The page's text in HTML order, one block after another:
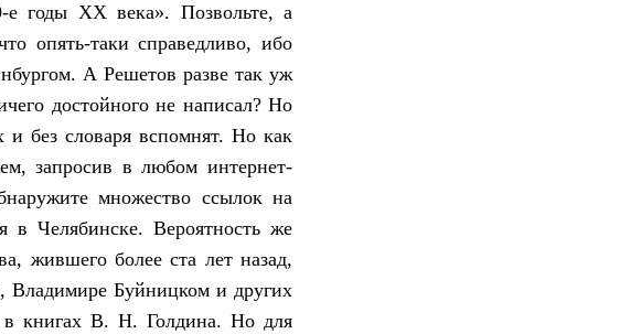
е годы XX века». Позвольте, а
опять-таки справедливо, ибо
А Решетов разве так уж
достойного не написал? Но
и без словаря вспомнят. Но как
запросив в любом интернет-
множество ссылок на
в Челябинске. Вероятность же
жившего более ста лет назад,
Буйницком и других
в книгах В. Н. Голдина. Но для